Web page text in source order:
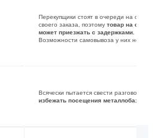
Перекупщики стоят в очереди на
своего заказа, поэтому товар на
может приезжать с задержками.
Возможности самовывоза у них нет
Всячески пытается свести разговор,
избежать посещения металлобазы